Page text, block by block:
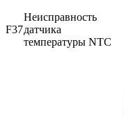
F37
Неисправность
датчика
температуры NTC